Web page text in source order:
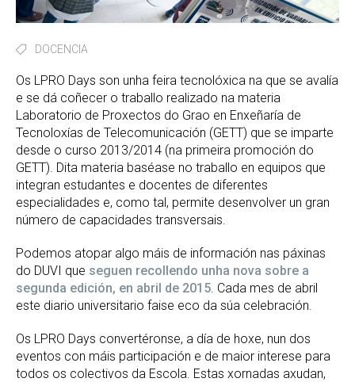
DOCENCIA
Os LPRO Days son unha feira tecnolóxica na que se avalía
e se dá coñecer o traballo realizado na materia
Laboratorio de Proxectos do Grao en Enxeñaría de
Tecnoloxías de Telecomunicación (GETT) que se imparte
desde o curso 2013/2014 (na primeira promoción do
GETT). Dita materia baséase no traballo en equipos que
integran estudantes e docentes de diferentes
especialidades e, como tal, permite desenvolver un gran
número de capacidades transversais.
Podemos atopar algo máis de información nas páxinas
do DUVI que seguen recollendo unha nova sobre a
segunda edición, en abril de 2015 . Cada mes de abril
este diario universitario faise eco da súa celebración.
Os LPRO Days convertéronse, a día de hoxe, nun dos
eventos con máis participación e de maior interese para
todos os colectivos da Escola. Estas xornadas axudan,